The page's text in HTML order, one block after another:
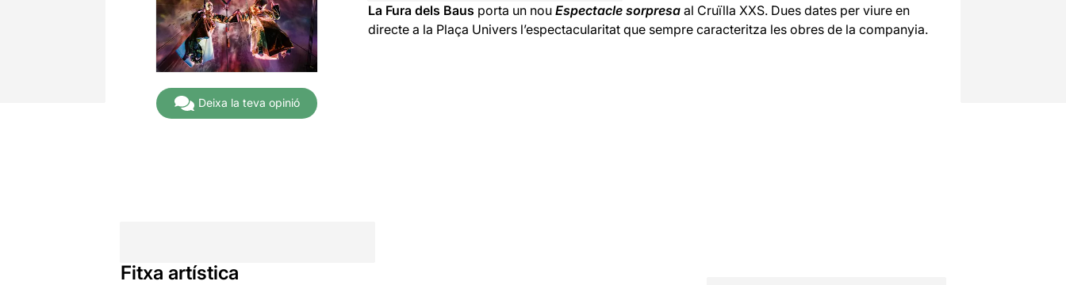
Deixa la teva opinió
La Fura dels Baus porta un nou Espectacle sorpresaal Cruïlla XXS. Dues dates per viure en
directe a la Plaça Univers l’espectacularitat que sempre caracteritza les obres de la companyia.
Fitxa artística